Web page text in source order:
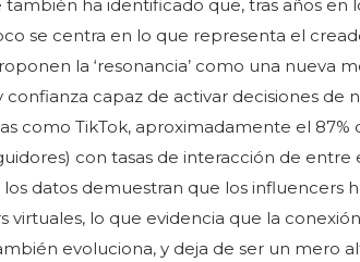
también ha identificado que, tras años
se centra en lo que representa el
la ‘resonancia’ como una nueva
confianza capaz de activar decisiones de
como TikTok, aproximadamente el
con tasas de interacción de
los datos demuestran que los influencers
virtuales, lo que evidencia que la
evoluciona, y deja de ser un mero